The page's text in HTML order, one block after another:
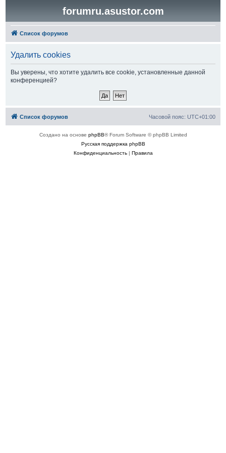
forumru.asustor.com
Список форумов
Удалить cookies
Вы уверены, что хотите удалить все cookie, установленные данной
конференцией?
Список форумов Часовой пояс: UTC+01:00
Создано на основе phpBB® Forum Software © phpBB Limited
Русская поддержка phpBB
Конфиденциальность| Правила